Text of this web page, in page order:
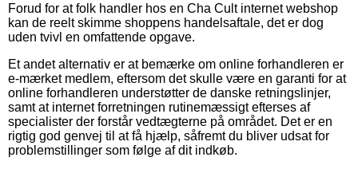
Forud for at folk handler hos en Cha Cult internet webshop
kan de reelt skimme shoppens handelsaftale, det er dog
uden tvivl en omfattende opgave.
Et andet alternativ er at bemærke om online forhandleren er
e-mærket medlem, eftersom det skulle være en garanti for at
online forhandleren understøtter de danske retningslinjer,
samt at internet forretningen rutinemæssigt efterses af
specialister der forstår vedtægterne på området. Det er en
rigtig god genvej til at få hjælp, såfremt du bliver udsat for
problemstillinger som følge af dit indkøb.